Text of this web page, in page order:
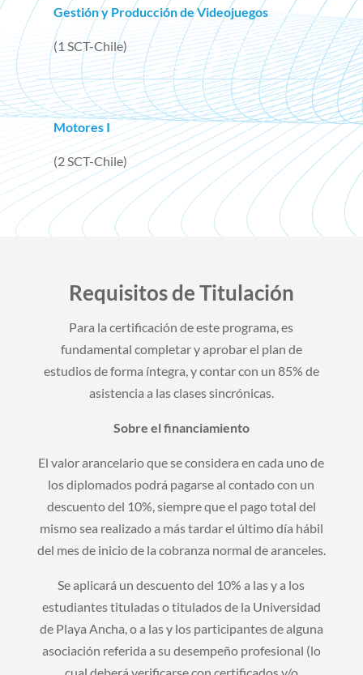
Gestión y Producción de Videojuegos
(1 SCT-Chile)
Motores I
(2 SCT-Chile)
Requisitos de Titulación
Para la certificación de este programa, es
fundamental completar y aprobar el plan de
estudios de forma íntegra, y contar con un 85% de
asistencia a las clases sincrónicas.
Sobre el financiamiento
El valor arancelario que se considera en cada uno de
los diplomados podrá pagarse al contado con un
descuento del 10%, siempre que el pago total del
mismo sea realizado a más tardar el último día hábil
del mes de inicio de la cobranza normal de aranceles.
Se aplicará un descuento del 10% a las y a los
estudiantes tituladas o titulados de la Universidad
de Playa Ancha, o a las y los participantes de alguna
asociación referida a su desempeño profesional (lo